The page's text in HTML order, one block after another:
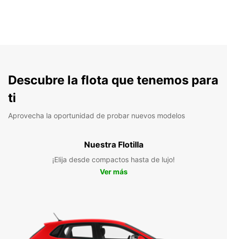
Descubre la flota que tenemos para
ti
Aprovecha la oportunidad de probar nuevos modelos
Nuestra Flotilla
¡Elija desde compactos hasta de lujo!
Ver más